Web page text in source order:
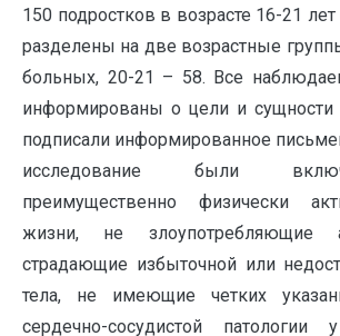
150 подростков в возрасте 16-21
разделены на две возрастные
больных, 20-21 – 58. Все
информированы о цели и сущности
подписали информированное
исследование были
преимущественно физически
жизни, не злоупотребляющие
страдающие избыточной или
тела, не имеющие четких
сердечно-сосудистой